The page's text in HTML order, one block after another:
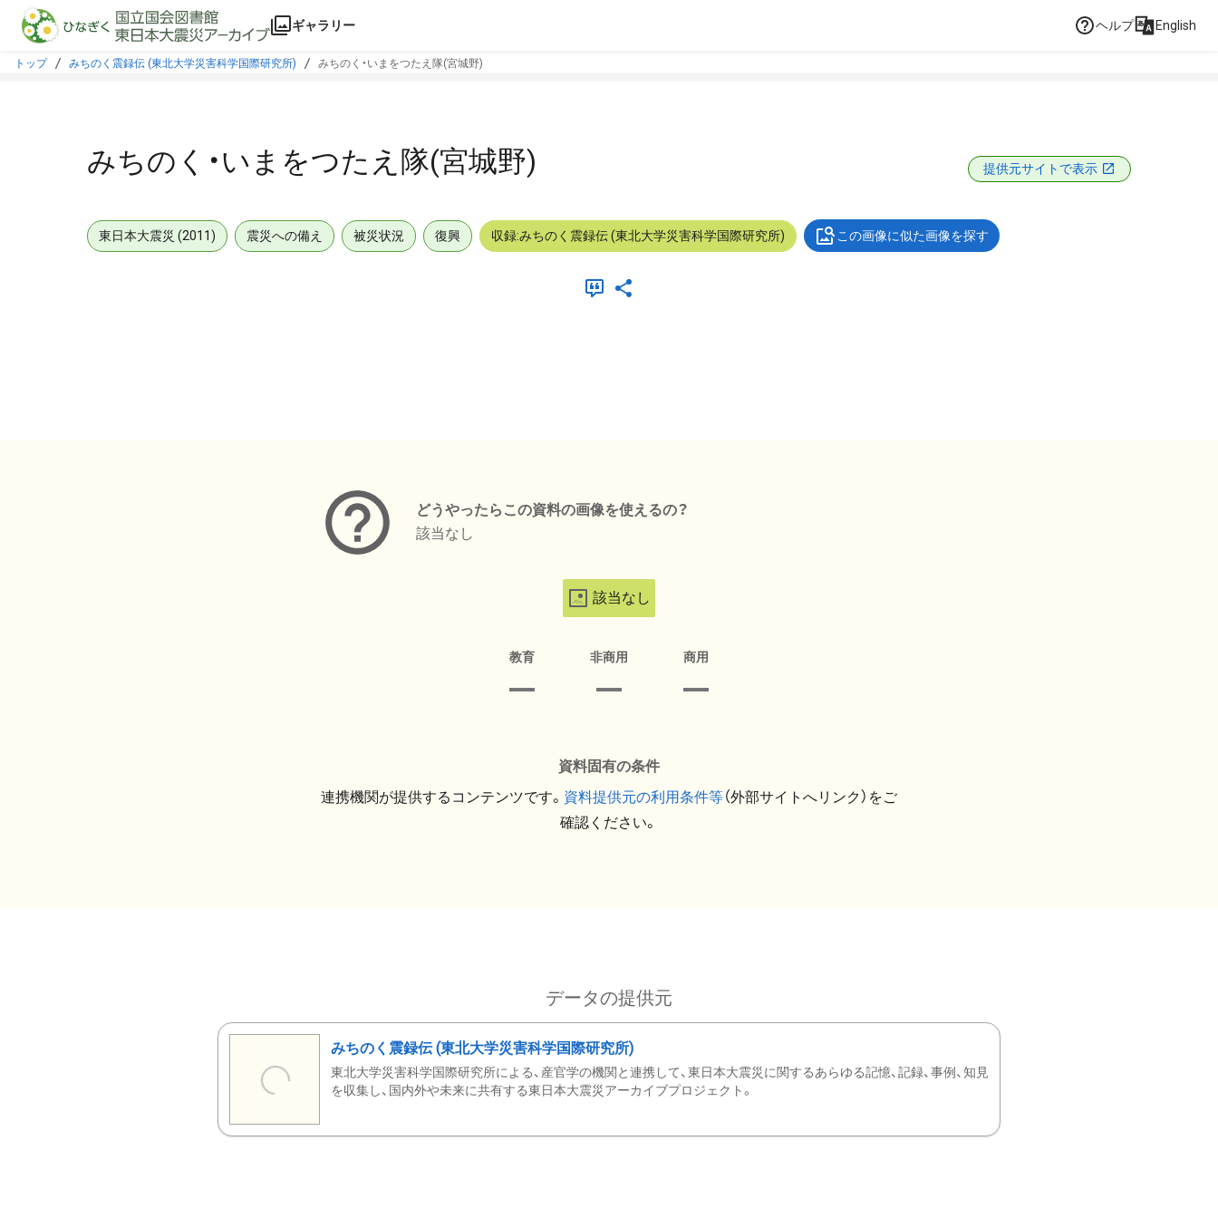
本文に飛ぶ
ギャラリー ヘルプ English
トップ みちのく震録伝 (東北大学災害科学国際研究所) みちのく・いまをつたえ隊(宮城野)
みちのく・いまをつたえ隊(宮城野) 提供元サイトで表示
東日本大震災 (2011) 震災への備え 被災状況 復興 収録:みちのく震録伝 (東北大学災害科学国際研究所) この画像に似た画像を探す
どうやったらこの資料の画像を使えるの？
該当なし
該当なし
教育 非商用 商用
資料固有の条件
連携機関が提供するコンテンツです。 資料提供元の利用条件等（外部サイトへリンク）をご
確認ください。
データの提供元
みちのく震録伝 (東北大学災害科学国際研究所)
東北大学災害科学国際研究所による、産官学の機関と連携して、東日本大震災に関するあらゆる記憶、記録、事例、知見
を収集し、国内外や未来に共有する東日本大震災アーカイブプロジェクト。